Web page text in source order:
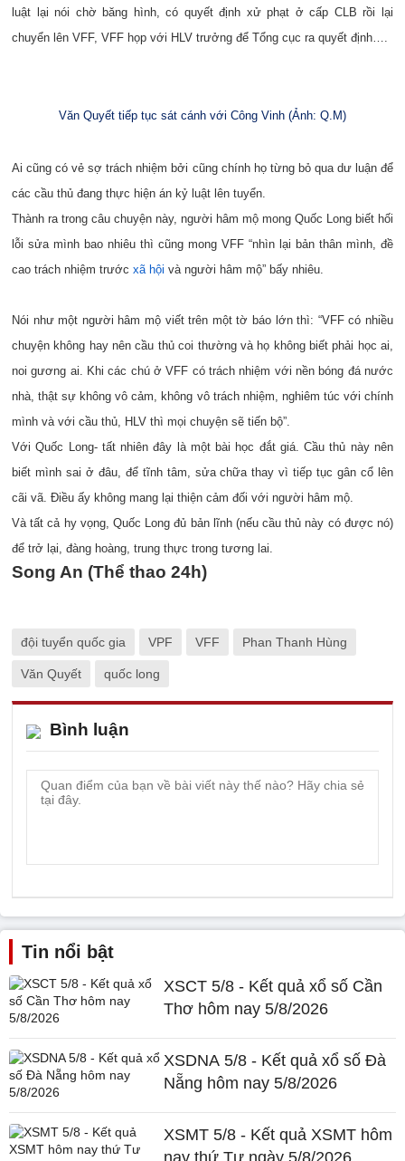
luật lại nói chờ băng hình, có quyết định xử phạt ở cấp CLB rồi lại
chuyển lên VFF, VFF họp với HLV trưởng để Tổng cục ra quyết định….
Văn Quyết tiếp tục sát cánh với Công Vinh (Ảnh: Q.M)
Ai cũng có vẻ sợ trách nhiệm bởi cũng chính họ từng bỏ qua dư luận để
các cầu thủ đang thực hiện án kỷ luật lên tuyển.
Thành ra trong câu chuyện này, người hâm mộ mong Quốc Long biết hối
lỗi sửa mình bao nhiêu thì cũng mong VFF “nhìn lại bản thân mình, đề
cao trách nhiệm trước xã hội và người hâm mộ” bấy nhiêu.
Nói như một người hâm mộ viết trên một tờ báo lớn thì: “VFF có nhiều
chuyện không hay nên cầu thủ coi thường và họ không biết phải học ai,
noi gương ai. Khi các chú ở VFF có trách nhiệm với nền bóng đá nước
nhà, thật sự không vô cảm, không vô trách nhiệm, nghiêm túc với chính
mình và với cầu thủ, HLV thì mọi chuyện sẽ tiến bộ”.
Với Quốc Long- tất nhiên đây là một bài học đắt giá. Cầu thủ này nên
biết mình sai ở đâu, để tĩnh tâm, sửa chữa thay vì tiếp tục gân cổ lên
cãi vã. Điều ấy không mang lại thiện cảm đối với người hâm mộ.
Và tất cả hy vọng, Quốc Long đủ bản lĩnh (nếu cầu thủ này có được nó)
để trở lại, đàng hoàng, trung thực trong tương lai.
Song An (Thể thao 24h)
đội tuyển quốc gia VPF VFF Phan Thanh Hùng
Văn Quyết quốc long
Bình luận
Tin nổi bật
XSCT 5/8 - Kết quả xổ số Cần
Thơ hôm nay 5/8/2026
XSDNA 5/8 - Kết quả xổ số Đà
Nẵng hôm nay 5/8/2026
XSMT 5/8 - Kết quả XSMT hôm
nay thứ Tư ngày 5/8/2026